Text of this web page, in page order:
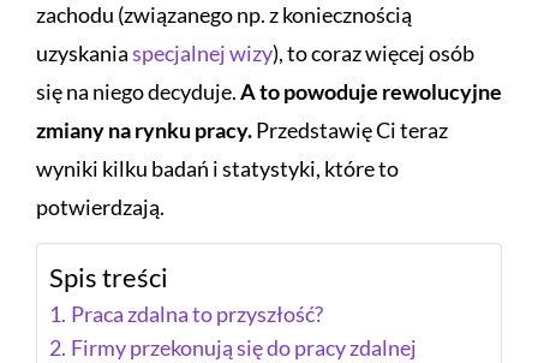
zachodu (związanego np. z koniecznością
uzyskaniaspecjalnej wizy), to coraz więcej osób
się na niego decyduje.A to powoduje rewolucyjne
zmiany na rynku pracy.Przedstawię Ci teraz
wyniki kilku badań i statystyki, które to
potwierdzają.
Spis treści
Praca zdalna to przyszłość?
Firmy przekonują się do pracy zdalnej